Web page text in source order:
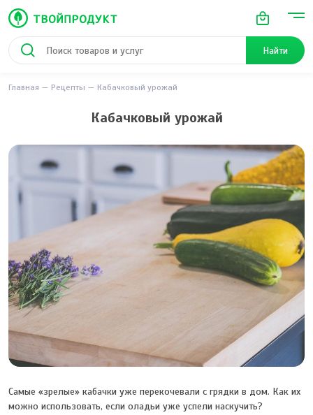
Найти
Главная Рецепты Кабачковый урожай
Кабачковый урожай
Самые «зрелые» кабачки уже перекочевали с грядки в дом. Как их
можно использовать, если оладьи уже успели наскучить?